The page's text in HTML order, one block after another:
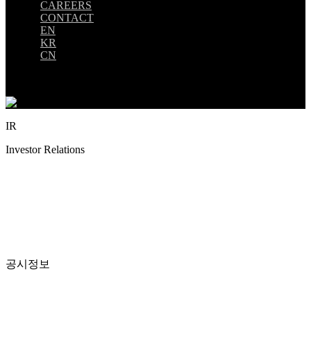
CAREERS
CONTACT
EN
KR
CN
IR
Investor Relations
공시정보